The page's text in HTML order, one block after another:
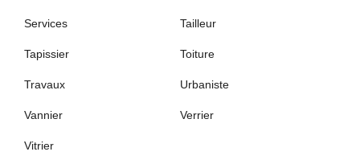
Services Tailleur
Tapissier Toiture
Travaux Urbaniste
Vannier Verrier
Vitrier